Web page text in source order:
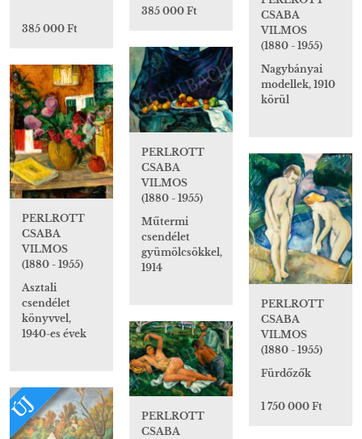
385 000 Ft
385 000 Ft
CSABA
VILMOS
(1880 - 1955)
Nagybányai
modellek, 1910
körül
PERLROTT
CSABA
VILMOS
(1880 - 1955)
Műtermi
csendélet
gyümölcsökkel,
1914
PERLROTT
CSABA
VILMOS
(1880 - 1955)
Asztali
csendélet
könyvvel,
1940-es évek
PERLROTT
CSABA
VILMOS
(1880 - 1955)
Fürdőzők
1 750 000 Ft
PERLROTT
CSABA
ÚJ